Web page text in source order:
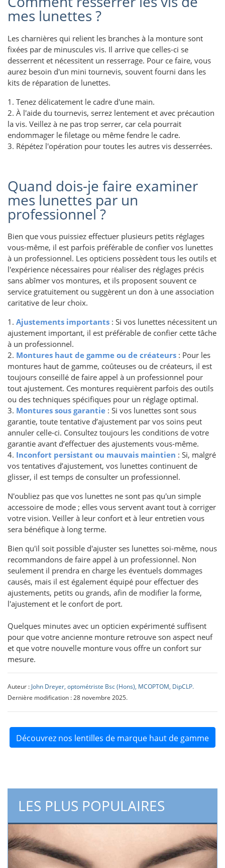
mes lunettes ?
Les charnières qui relient les branches à la monture sont
fixées par de minuscules vis. Il arrive que celles-ci se
desserrent et nécessitent un resserrage. Pour ce faire, vous
aurez besoin d'un mini tournevis, souvent fourni dans les
kits de réparation de lunettes.
1. Tenez délicatement le cadre d'une main.
2. À l'aide du tournevis, serrez lentement et avec précaution
la vis. Veillez à ne pas trop serrer, car cela pourrait
endommager le filetage ou même fendre le cadre.
3. Répétez l'opération pour toutes les autres vis desserrées.
Quand dois-je faire examiner
mes lunettes par un
professionnel ?
Bien que vous puissiez effectuer plusieurs petits réglages
vous-même, il est parfois préférable de confier vos lunettes
à un professionnel. Les opticiens possèdent tous les outils et
l'expérience nécessaires pour réaliser des réglages précis
sans abîmer vos montures, et ils proposent souvent ce
service gratuitement ou suggèrent un don à une association
caritative de leur choix.
1. Ajustements importants : Si vos lunettes nécessitent un
ajustement important, il est préférable de confier cette tâche
à un professionnel.
2. Montures haut de gamme ou de créateurs : Pour les
montures haut de gamme, coûteuses ou de créateurs, il est
toujours conseillé de faire appel à un professionnel pour
tout ajustement. Ces montures requièrent parfois des outils
ou des techniques spécifiques pour un réglage optimal.
3. Montures sous garantie : Si vos lunettes sont sous
garantie, toute tentative d’ajustement par vos soins peut
annuler celle-ci. Consultez toujours les conditions de votre
garantie avant d’effectuer des ajustements vous-même.
4. Inconfort persistant ou mauvais maintien : Si, malgré
vos tentatives d’ajustement, vos lunettes continuent de
glisser, il est temps de consulter un professionnel.
N'oubliez pas que vos lunettes ne sont pas qu'un simple
accessoire de mode ; elles vous servent avant tout à corriger
votre vision. Veiller à leur confort et à leur entretien vous
sera bénéfique à long terme.
Bien qu'il soit possible d'ajuster ses lunettes soi-même, nous
recommandons de faire appel à un professionnel. Non
seulement il prendra en charge les éventuels dommages
causés, mais il est également équipé pour effectuer des
ajustements, petits ou grands, afin de modifier la forme,
l'ajustement et le confort de port.
Quelques minutes avec un opticien expérimenté suffisent
pour que votre ancienne monture retrouve son aspect neuf
et que votre nouvelle monture vous offre un confort sur
mesure.
Auteur : John Dreyer, optométriste Bsc (Hons), MCOPTOM, DipCLP.
Dernière modification : 28 novembre 2025.
Découvrez nos lentilles de marque haut de gamme
LES PLUS POPULAIRES